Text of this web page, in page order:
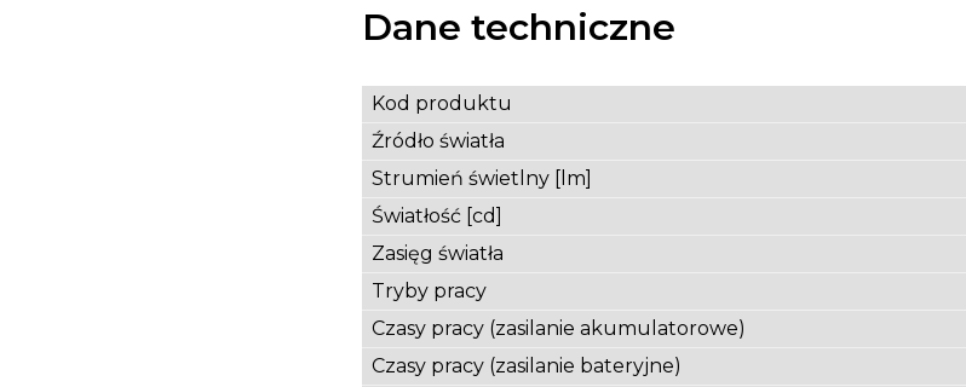
Dane techniczne
Kod produktu
Źródło światła
Strumień świetlny [lm]
Światłość [cd]
Zasięg światła
Tryby pracy
Czasy pracy (zasilanie akumulatorowe)
Czasy pracy (zasilanie bateryjne)